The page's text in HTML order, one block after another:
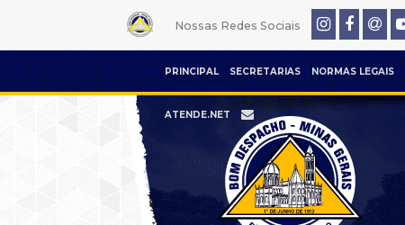
Nossas Redes Sociais
PRINCIPAL SECRETARIAS NORMAS LEGAIS
ATENDE.NET